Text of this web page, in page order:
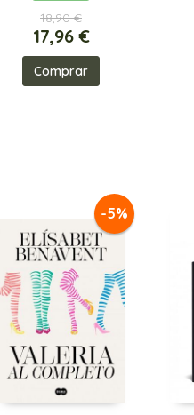
18,90 €
17,96 €
Comprar
-5%